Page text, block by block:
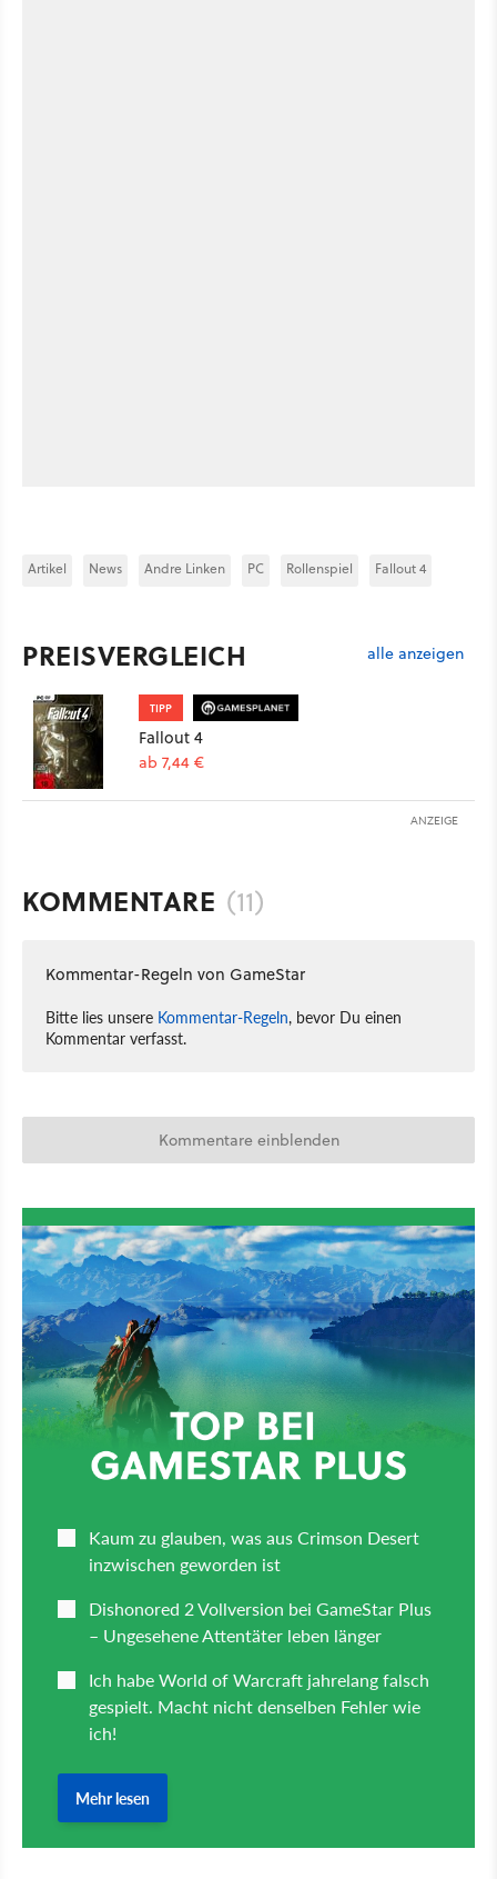
Artikel News Andre Linken PC Rollenspiel Fallout 4
PREISVERGLEICH alle anzeigen
TIPP
Fallout 4
ab 7,44 €
ANZEIGE
KOMMENTARE (11)
Kommentar-Regeln von GameStar
Bitte lies unsere Kommentar-Regeln, bevor Du einen
Kommentar verfasst.
Kommentare einblenden